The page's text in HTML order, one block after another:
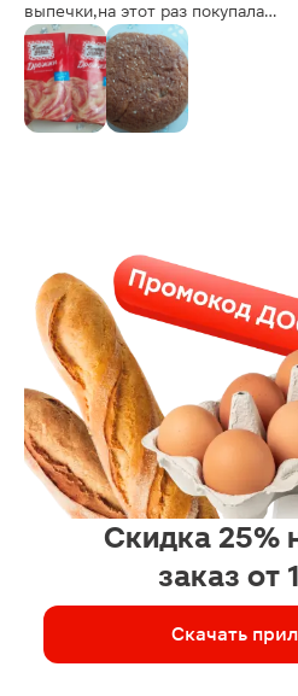
выпечки,на этот раз покупала
для выпекания хлеба,и хлеб
получился классный 👍
Скидка 25%
заказ от
Скачать